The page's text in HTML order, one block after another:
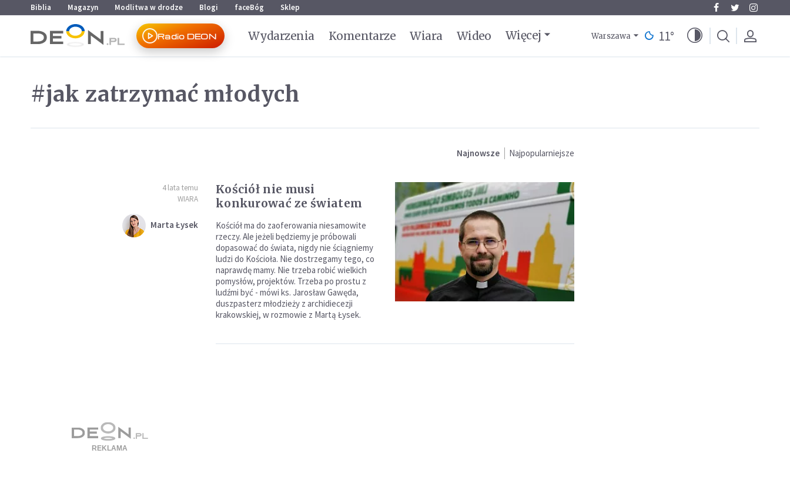
Przejdź do menu głównego
Przejdź do treści
Biblia Magazyn Modlitwa w drodze Blogi faceBóg Sklep
Radio DEON Wydarzenia Komentarze Wiara Wideo Więcej Warszawa 11°
#jak zatrzymać młodych
Najnowsze Najpopularniejsze
4 lata temu
WIARA
Marta Łysek
Kościół nie musi
konkurować ze światem
Kościół ma do zaoferowania niesamowite
rzeczy. Ale jeżeli będziemy je próbowali
dopasować do świata, nigdy nie ściągniemy
ludzi do Kościoła. Nie dostrzegamy tego, co
naprawdę mamy. Nie trzeba robić wielkich
pomysłów, projektów. Trzeba po prostu z
ludźmi być - mówi ks. Jarosław Gawęda,
duszpasterz młodzieży z archidiecezji
krakowskiej, w rozmowie z Martą Łysek.